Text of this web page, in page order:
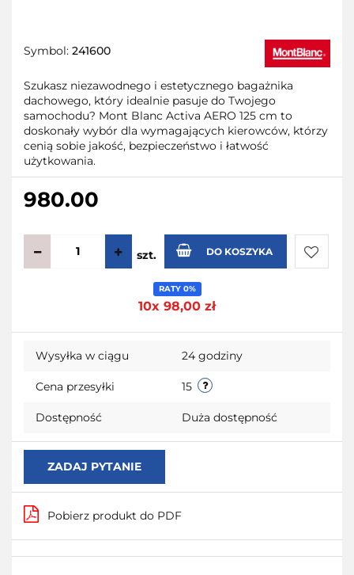
Symbol: 241600
Szukasz niezawodnego i estetycznego bagażnika
dachowego, który idealnie pasuje do Twojego
samochodu? Mont Blanc Activa AERO 125 cm to
doskonały wybór dla wymagających kierowców, którzy
cenią sobie jakość, bezpieczeństwo i łatwość
użytkowania.
980.00
szt. DO KOSZYKA
RATY 0%
10x 98,00 zł
Wysyłka w ciągu 24 godziny
Cena przesyłki 15
Dostępność Duża dostępność
ZADAJ PYTANIE
Pobierz produkt do PDF